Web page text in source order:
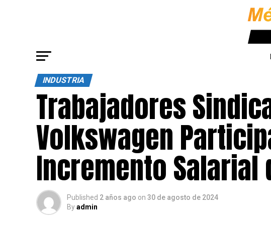
INDUSTRIA
Trabajadores
Volkswagen
Incremento Salarial
Published 2 años ago on 30 de agosto de 2024
Byadmin